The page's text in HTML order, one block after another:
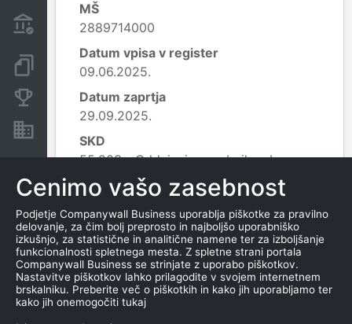
Transakcije iz državnega
proračuna
Dokumenti in objave
Konkurenčna podjetja
MŠ
2889714000
Datum vpisa v register
09.06.2025.
Datum zaprtja
29.09.2025.
SKD
55.203 - Oddajanje zasebnih sob
gostom;
AJPES, izpostava Velenje
zavezanec za DDV
NE
Poreklo kapitala
Kapital se ne določa
Cenimo vašo zasebnost
Podjetje Companywall Business uporablja piškotke za pravilno
delovanje, za čim bolj preprosto in najboljšo uporabniško
izkušnjo, za statistične in analitične namene ter za izboljšanje
funkcionalnosti spletnega mesta. Z spletne strani portala
Companywall Business se strinjate z uporabo piškotkov.
Nastavitve piškotkov lahko prilagodite v svojem internetnem
brskalniku. Preberite več o piškotkih in kako jih uporabljamo ter
kako jih onemogočiti tukaj